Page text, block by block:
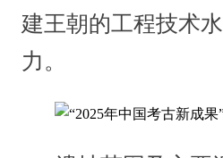
建王朝的工程技术
力。